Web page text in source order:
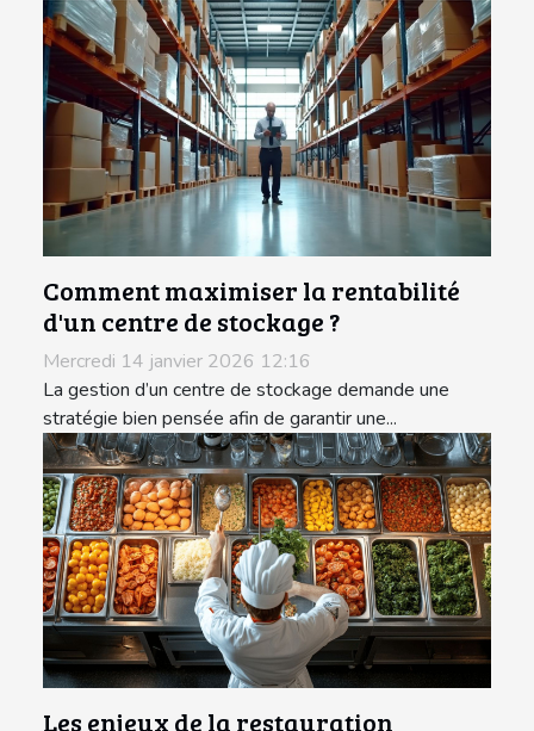
Comment maximiser la rentabilité
d'un centre de stockage ?
Mercredi 14 janvier 2026 12:16
La gestion d’un centre de stockage demande une
stratégie bien pensée afin de garantir une...
Les enjeux de la restauration